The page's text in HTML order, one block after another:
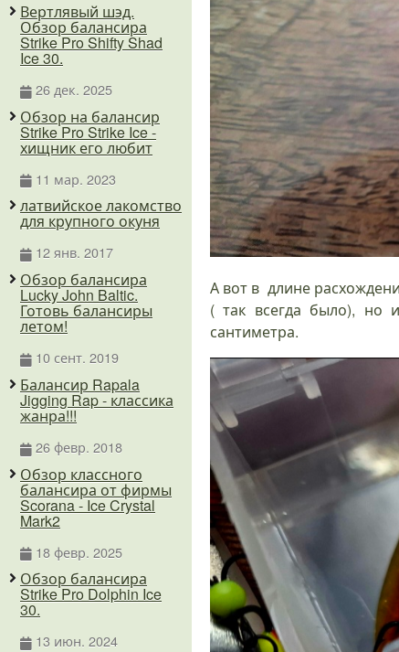
А вот в длине
( так всегда было), но
сантиметра.
Вертлявый шэд.
Обзор балансира
Strike Pro Shifty Shad
Ice 30.
26 дек. 2025
Обзор на балансир
Strike Pro Strike Ice -
хищник его любит
11 мар. 2023
латвийское лакомство
для крупного окуня
12 янв. 2017
Обзор балансира
Lucky John Baltic.
Готовь балансиры
летом!
10 сент. 2019
Балансир Rapala
Jigging Rap - классика
жанра!!!
26 февр. 2018
Обзор классного
балансира от фирмы
Scorana - Ice Crystal
Mark2
18 февр. 2025
Обзор балансира
Strike Pro Dolphin Ice
30.
13 июн. 2024